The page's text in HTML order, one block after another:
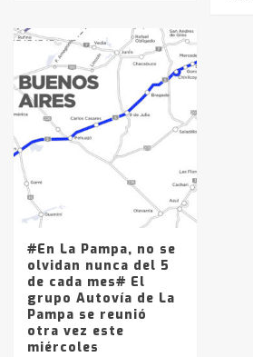
#En La Pampa, no se
olvidan nunca del 5
de cada mes# El
grupo Autovía de La
Pampa se reunió
otra vez este
miércoles